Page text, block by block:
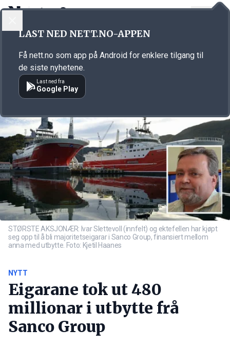
Annonsørinnhold
STØRSTE AKSJONÆR: Ivar Slettevoll (innfelt) og ektefellen har kjøpt
seg opp til å bli majoritetseigarar i Sanco Group, finansiert mellom
anna med utbytte. Foto: Kjetil Haanes
NYTT
Eigarane tok ut 480
millionar i utbytte frå
Sanco Group
LAST NED NETT.NO-APPEN
Få nett.no som app på Android for enklere tilgang til
de siste nyhetene.
Last ned fra
Google Play